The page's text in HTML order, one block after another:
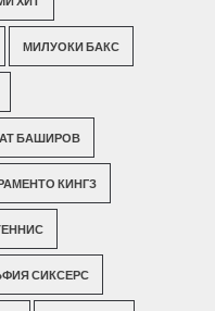
МИЛУОКИ БАКС
БАШИРОВ
КИНГЗ
СИКСЕРС